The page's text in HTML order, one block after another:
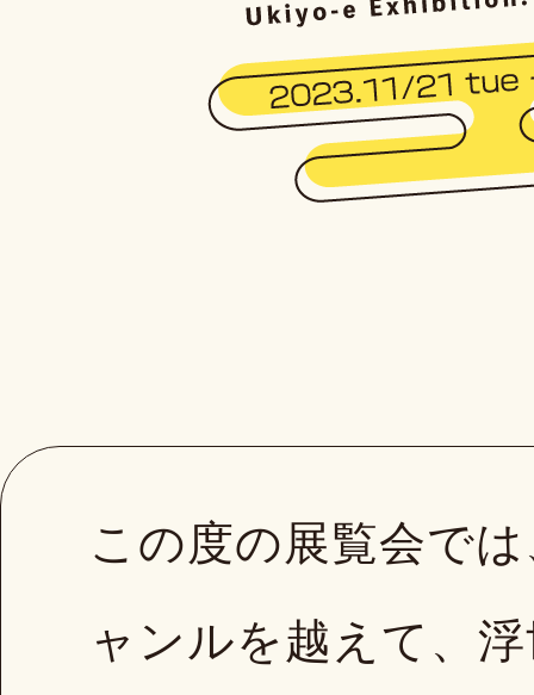
この度の展覧会で
ャンルを越えて、